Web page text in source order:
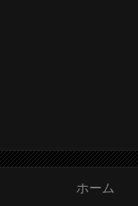
ホーム